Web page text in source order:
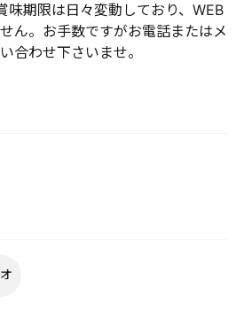
味期限は日々変動しており、WEB
ん。お手数ですがお電話またはメ
合わせ下さいませ。